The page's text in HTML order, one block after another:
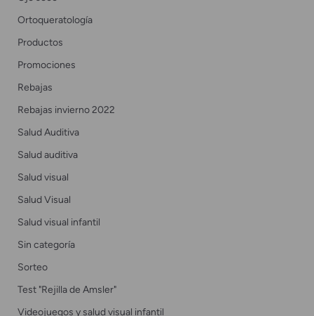
Ortoqueratología
Productos
Promociones
Rebajas
Rebajas invierno 2022
Salud Auditiva
Salud auditiva
Salud visual
Salud Visual
Salud visual infantil
Sin categoría
Sorteo
Test "Rejilla de Amsler"
Videojuegos y salud visual infantil